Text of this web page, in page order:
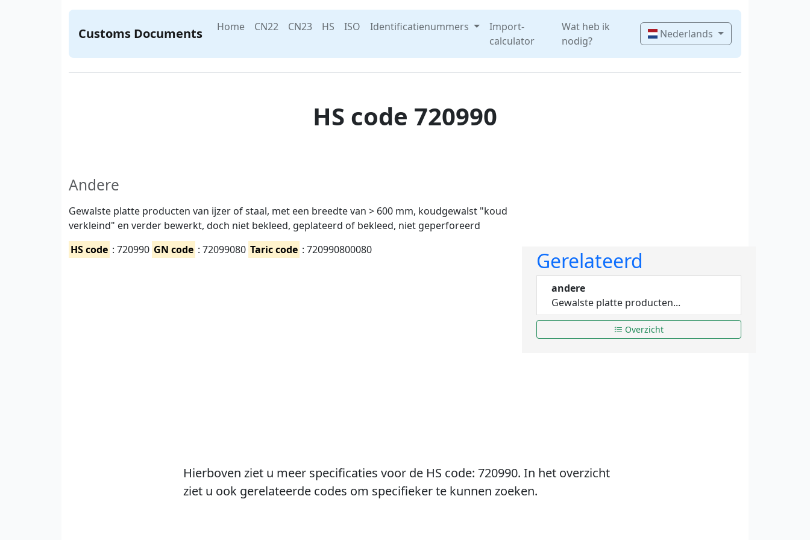
Customs Documents Home CN22 CN23 HS ISO Identificatienummers
Import-
calculator
Wat heb ik
nodig?
Nederlands
HS code 720990
Andere
Gewalste platte producten van ijzer of staal, met een breedte van > 600 mm, koudgewalst "koud
verkleind" en verder bewerkt, doch niet bekleed, geplateerd of bekleed, niet geperforeerd
HS code : 720990 GN code : 72099080 Taric code : 720990800080 Gerelateerd
andere
Gewalste platte producten...
Overzicht
Hierboven ziet u meer specificaties voor de HS code: 720990. In het overzicht
ziet u ook gerelateerde codes om specifieker te kunnen zoeken.